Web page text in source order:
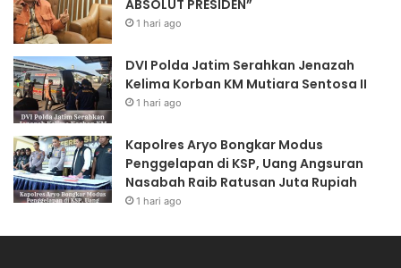
ABSOLUT PRESIDEN”
1 hari ago
DVI Polda Jatim Serahkan Jenazah
Kelima Korban KM Mutiara Sentosa II
1 hari ago
Kapolres Aryo Bongkar Modus
Penggelapan di KSP, Uang Angsuran
Nasabah Raib Ratusan Juta Rupiah
1 hari ago